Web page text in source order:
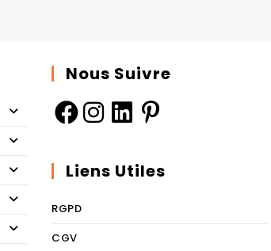
Nous Suivre
Liens Utiles
RGPD
CGV